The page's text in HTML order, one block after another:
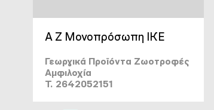
Α Ζ Μονοπρόσωπη ΙΚΕ
Γεωργικά Προϊόντα Ζωοτροφές
Αμφιλοχία
T. 2642052151